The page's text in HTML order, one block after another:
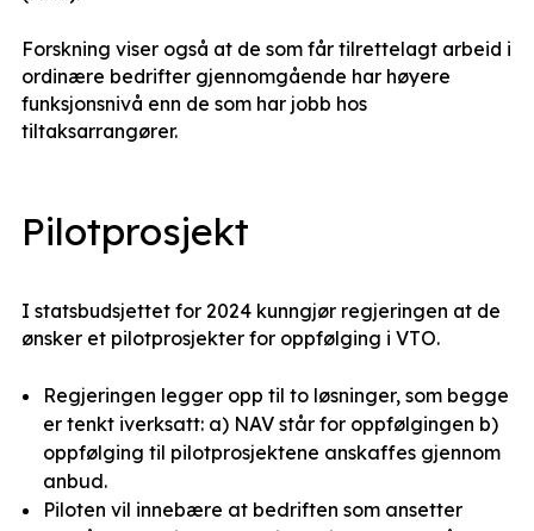
Forskning viser også at de som får tilrettelagt arbeid i
ordinære bedrifter gjennomgående har høyere
funksjonsnivå enn de som har jobb hos
tiltaksarrangører.
Pilotprosjekt
I statsbudsjettet for 2024 kunngjør regjeringen at de
ønsker et pilotprosjekter for oppfølging i VTO.
Regjeringen legger opp til to løsninger, som begge
er tenkt iverksatt: a) NAV står for oppfølgingen b)
oppfølging til pilotprosjektene anskaffes gjennom
anbud.
Piloten vil innebære at bedriften som ansetter